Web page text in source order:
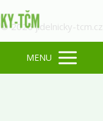
MENU
© 2026 jidelnicky-tcm.cz